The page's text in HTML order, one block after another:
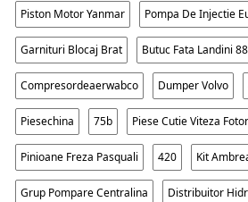
Piston Motor Yanmar Pompa De Injectie
Garnituri Blocaj Brat Butuc Fata Landini
Compresordeaerwabco Dumper Volvo
Piesechina 75b Piese Cutie Viteza
Pinioane Freza Pasquali 420 Kit
Grup Pompare Centralina Distribuitor